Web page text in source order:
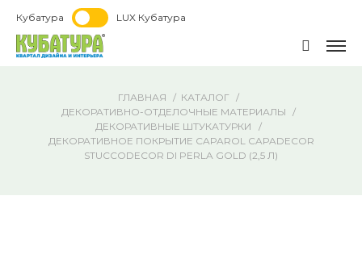
Кубатура LUX Кубатура
ГЛАВНАЯ
КАТАЛОГ
ДЕКОРАТИВНО-ОТДЕЛОЧНЫЕ МАТЕРИАЛЫ
ДЕКОРАТИВНЫЕ ШТУКАТУРКИ
ДЕКОРАТИВНОЕ ПОКРЫТИЕ CAPAROL CAPADECOR
STUCCODECOR DI PERLA GOLD (2,5 Л)